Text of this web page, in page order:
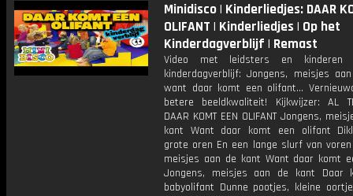
Minidisco | Kinderliedjes: DAAR
OLIFANT | Kinderliedjes | Op het
Kinderdagverblijf | Remast
Video met leidsters en kinderen
kinderdagverblijf: Jongens, meisjes
want daar komt een olifant…
betere beeldkwaliteit! Kijkwijzer: AL
DAAR KOMT EEN OLIFANT Jongens,
kant Want daar komt een olifant
grote oren En een lange slurf van
meisjes aan de kant Want daar komt
Jongens, meisjes aan de kant Daar
babyolifant Dunne pootjes, kleine